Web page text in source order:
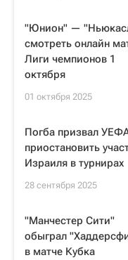
"Юнион" —
смотреть онлайн
Лиги чемпионов 1
октября
01 октября 2025
Погба призвал
приостановить
Израиля в турнирах
28 сентября 2025
"Манчестер Сити"
обыграл
в матче Кубка